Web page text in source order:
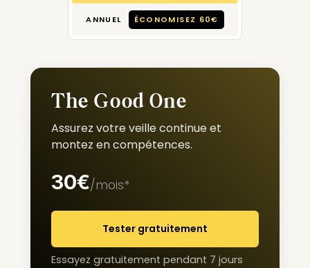
ANNUEL ÉCONOMISEZ 60€
The Good One
Assurez votre veille continue et
montez en compétences.
30€/mois*
Tester gratuitement
Essayez gratuitement pendant 7 jours